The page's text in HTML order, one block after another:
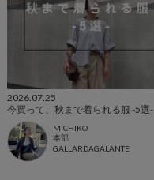
2026.07.25
今買って、秋まで着られる服 -5選-
MICHIKO
本部
GALLARDAGALANTE